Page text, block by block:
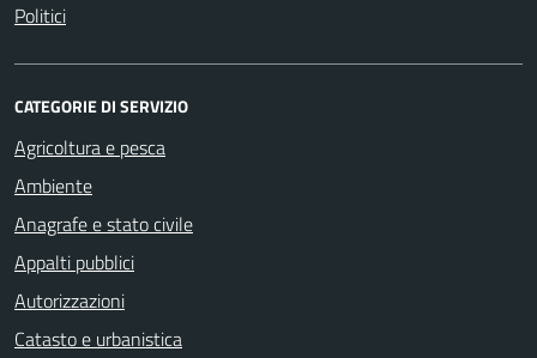
Politici
CATEGORIE DI SERVIZIO
Agricoltura e pesca
Ambiente
Anagrafe e stato civile
Appalti pubblici
Autorizzazioni
Catasto e urbanistica